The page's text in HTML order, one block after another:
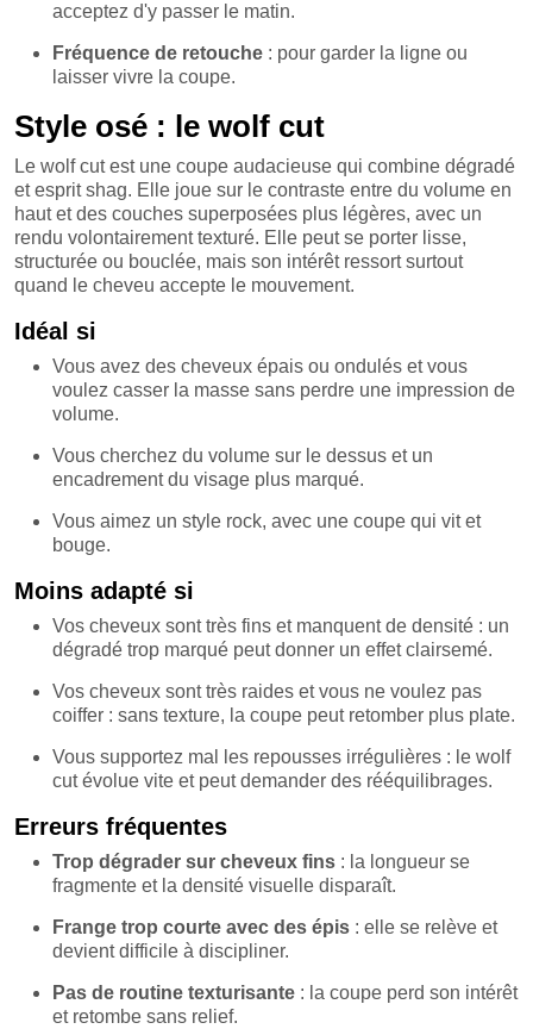
acceptez d'y passer le matin.
Fréquence de retouche : pour garder la ligne ou
laisser vivre la coupe.
Style osé : le wolf cut
Le wolf cut est une coupe audacieuse qui combine dégradé
et esprit shag. Elle joue sur le contraste entre du volume en
haut et des couches superposées plus légères, avec un
rendu volontairement texturé. Elle peut se porter lisse,
structurée ou bouclée, mais son intérêt ressort surtout
quand le cheveu accepte le mouvement.
Idéal si
Vous avez des cheveux épais ou ondulés et vous
voulez casser la masse sans perdre une impression de
volume.
Vous cherchez du volume sur le dessus et un
encadrement du visage plus marqué.
Vous aimez un style rock, avec une coupe qui vit et
bouge.
Moins adapté si
Vos cheveux sont très fins et manquent de densité : un
dégradé trop marqué peut donner un effet clairsemé.
Vos cheveux sont très raides et vous ne voulez pas
coiffer : sans texture, la coupe peut retomber plus plate.
Vous supportez mal les repousses irrégulières : le wolf
cut évolue vite et peut demander des rééquilibrages.
Erreurs fréquentes
Trop dégrader sur cheveux fins : la longueur se
fragmente et la densité visuelle disparaît.
Frange trop courte avec des épis : elle se relève et
devient difficile à discipliner.
Pas de routine texturisante : la coupe perd son intérêt
et retombe sans relief.